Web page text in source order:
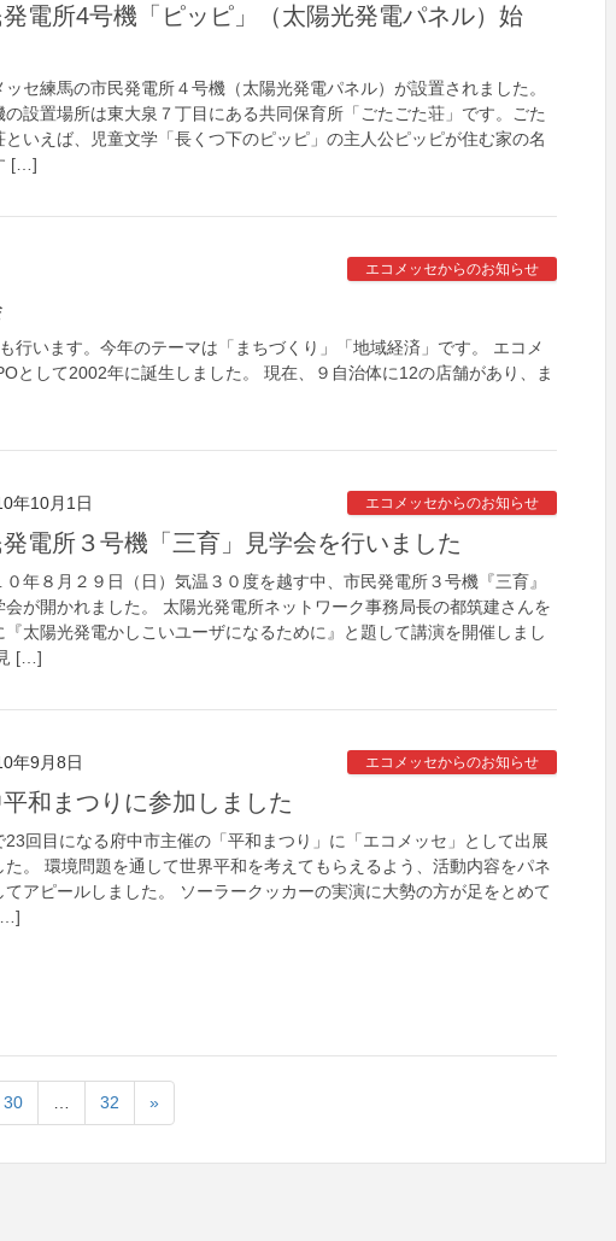
電所4号機「ピッピ」（太陽光発電パネル）始
ッセ練馬の市民発電所４号機（太陽光発電パネル）が設置されました。
の設置場所は東大泉７丁目にある共同保育所「ごたごた荘」です。ごた
といえば、児童文学「長くつ下のピッピ」の主人公ピッピが住む家の名
[…]
エコメッセからのお知らせ
行います。今年のテーマは「まちづくり」「地域経済」です。 エコメ
として2002年に誕生しました。 現在、９自治体に12の店舗があり、ま
年10月1日 エコメッセからのお知らせ
電所３号機「三育」見学会を行いました
０年８月２９日（日）気温３０度を越す中、市民発電所３号機『三育』
会が開かれました。 太陽光発電所ネットワーク事務局長の都筑建さんを
『太陽光発電かしこいユーザになるために』と題して講演を開催しまし
[…]
年9月8日 エコメッセからのお知らせ
平和まつりに参加しました
23回目になる府中市主催の「平和まつり」に「エコメッセ」として出展
た。 環境問題を通して世界平和を考えてもらえるよう、活動内容をパネ
てアピールしました。 ソーラークッカーの実演に大勢の方が足をとめて
30 32 »